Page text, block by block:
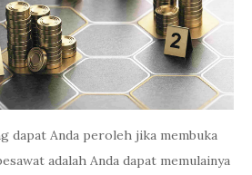
dapat Anda peroleh jika membuka
adalah Anda dapat memulainya